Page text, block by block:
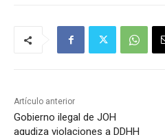
Artículo anterior
Gobierno ilegal de JOH
agudiza violaciones a DDHH